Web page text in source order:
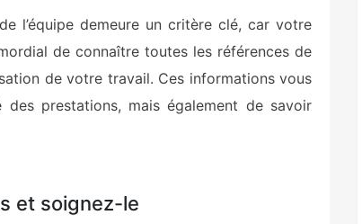
l’équipe demeure un critère clé, car votre
de connaître toutes les références de
de votre travail. Ces informations vous
des prestations, mais également de savoir
et soignez-le